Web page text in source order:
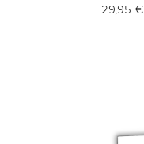
29,95 €